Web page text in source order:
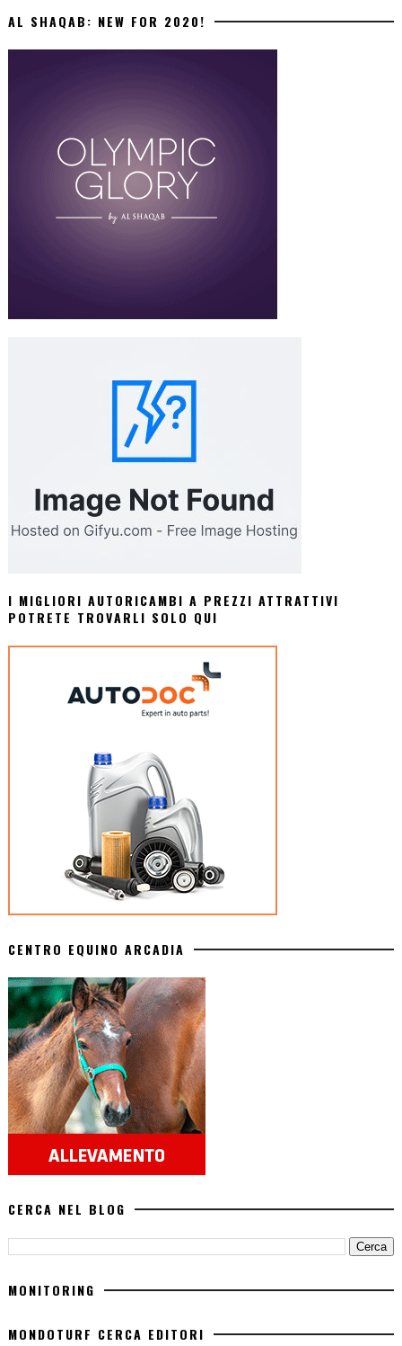
AL SHAQAB: NEW FOR 2020!
I MIGLIORI AUTORICAMBI A PREZZI ATTRATTIVI
POTRETE TROVARLI SOLO QUI
CENTRO EQUINO ARCADIA
CERCA NEL BLOG
MONITORING
MONDOTURF CERCA EDITORI